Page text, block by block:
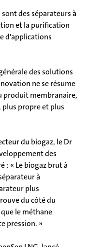
des séparateurs à
et la purification
d'applications
des solutions
ne se résume
produit membranaire,
plus propre et plus
du biogaz, le Dr
des
: « Le biogaz brut à
à
plus
du côté du
le méthane
pression. »